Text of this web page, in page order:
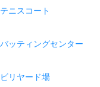
ニスコート
ッティングセンター
リヤード場